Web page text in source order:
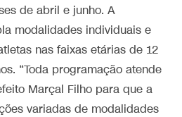
de abril e junho. A
modalidades individuais e
nas faixas etárias de 12
“Toda programação atende
Marçal Filho para que a
variadas de modalidades